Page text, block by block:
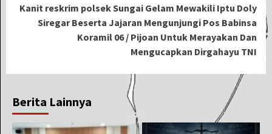
Kanit reskrim polsek Sungai Gelam Mewakili Iptu Doly
Siregar Beserta Jajaran Mengunjungi Pos Babinsa
Koramil 06 / Pijoan Untuk Merayakan Dan
Mengucapkan Dirgahayu TNI
Berita Lainnya